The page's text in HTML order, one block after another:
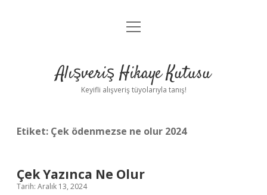
Anasayfa
Yasal Uyarı
menüyü
Alışveriş Hikaye Kutusu
Keyifli alışveriş tüyolarıyla tanış!
Etiket: Çek ödenmezse ne olur 2024
Çek Yazınca Ne Olur
Tarih: Aralık 13, 2024